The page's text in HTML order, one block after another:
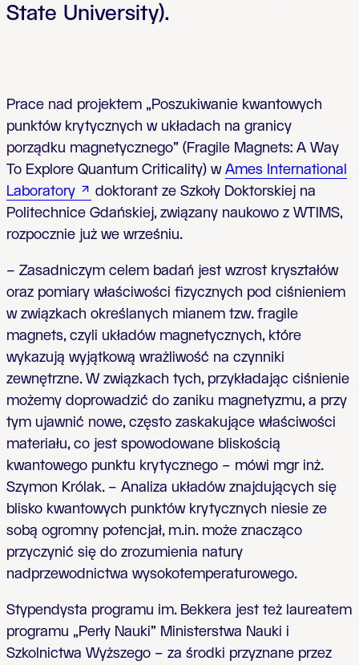
State University).
Prace nad projektem „Poszukiwanie kwantowych
punktów krytycznych w układach na granicy
porządku magnetycznego” (Fragile Magnets: A Way
To Explore Quantum Criticality) wAmes International
Laboratory
doktorant ze Szkoły Doktorskiej na
Politechnice Gdańskiej, związany naukowo z WTIMS,
rozpocznie już we wrześniu.
– Zasadniczym celem badań jest wzrost kryształów
oraz pomiary właściwości fizycznych pod ciśnieniem
w związkach określanych mianem tzw. fragile
magnets, czyli układów magnetycznych, które
wykazują wyjątkową wrażliwość na czynniki
zewnętrzne. W związkach tych, przykładając ciśnienie
możemy doprowadzić do zaniku magnetyzmu, a przy
tym ujawnić nowe, często zaskakujące właściwości
materiału, co jest spowodowane bliskością
kwantowego punktu krytycznego – mówi mgr inż.
Szymon Królak. – Analiza układów znajdujących się
blisko kwantowych punktów krytycznych niesie ze
sobą ogromny potencjał, m.in. może znacząco
przyczynić się do zrozumienia natury
nadprzewodnictwa wysokotemperaturowego.
Stypendysta programu im. Bekkera jest też laureatem
programu „Perły Nauki” Ministerstwa Nauki i
Szkolnictwa Wyższego – za środki przyznane przez